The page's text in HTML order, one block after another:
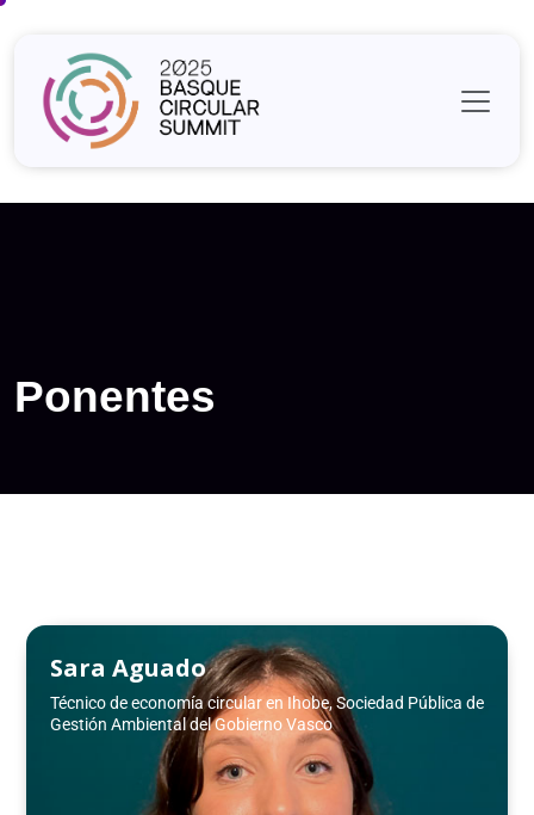
Ponentes
Sara Aguado
Técnico de economía circular en Ihobe, Sociedad Pública de
Gestión Ambiental del Gobierno Vasco